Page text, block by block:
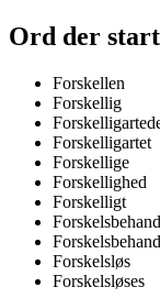
Ord der
Forskellen
Forskellig
Forskelligartet
Forskellige
Forskellighed
Forskelligt
Forskelsløs
Forskelsløses